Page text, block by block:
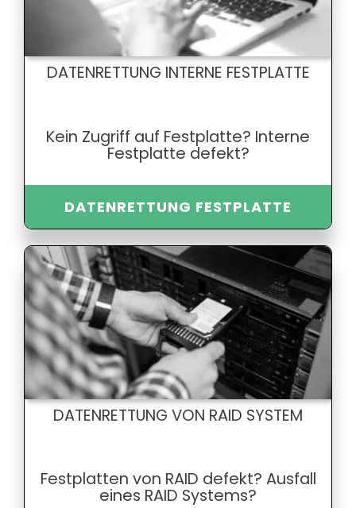
DATENRETTUNG INTERNE FESTPLATTE
Kein Zugriff auf Festplatte? Interne
Festplatte defekt?
DATENRETTUNG FESTPLATTE
DATENRETTUNG VON RAID SYSTEM
Festplatten von RAID defekt? Ausfall
eines RAID Systems?